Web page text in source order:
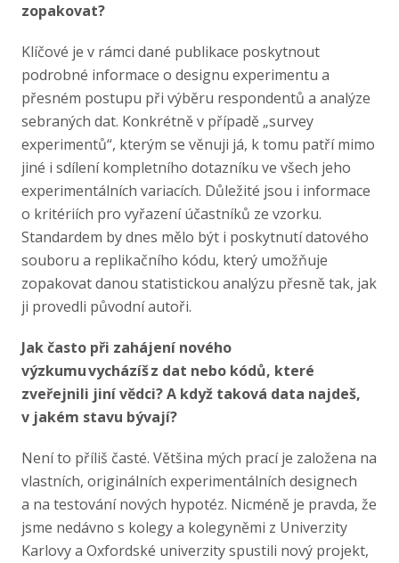
zopakovat?
Klíčové je v rámci dané publikace poskytnout
podrobné informace o designu experimentu a
přesném postupu při výběru respondentů a analýze
sebraných dat. Konkrétně v případě „survey
experimentů“, kterým se věnuji já, k tomu patří mimo
jiné i sdílení kompletního dotazníku ve všech jeho
experimentálních variacích. Důležité jsou i informace
o kritériích pro vyřazení účastníků ze vzorku.
Standardem by dnes mělo být i poskytnutí datového
souboru a replikačního kódu, který umožňuje
zopakovat danou statistickou analýzu přesně tak, jak
ji provedli původní autoři.
Jak často při zahájení nového
výzkumu vycházíš z dat nebo kódů, které
zveřejnili jiní vědci? A když taková data najdeš,
v jakém stavu bývají?
Není to příliš časté. Většina mých prací je založena na
vlastních, originálních experimentálních designech
a na testování nových hypotéz. Nicméně je pravda, že
jsme nedávno s kolegy a kolegyněmi z Univerzity
Karlovy a Oxfordské univerzity spustili nový projekt,